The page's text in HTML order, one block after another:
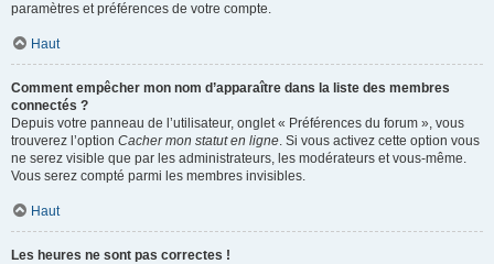
paramètres et préférences de votre compte.
Haut
Comment empêcher mon nom d’apparaître dans la liste des membres
connectés ?
Depuis votre panneau de l’utilisateur, onglet « Préférences du forum », vous
trouverez l’option Cacher mon statut en ligne. Si vous activez cette option vous
ne serez visible que par les administrateurs, les modérateurs et vous-même.
Vous serez compté parmi les membres invisibles.
Haut
Les heures ne sont pas correctes !